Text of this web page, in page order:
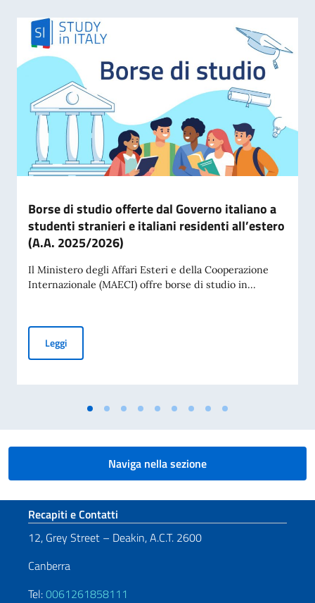
Borse di studio offerte dal Governo italiano a
studenti stranieri e italiani residenti all’estero
(A.A. 2025/2026)
Il Ministero degli Affari Esteri e della Cooperazione
Internazionale (MAECI) offre borse di studio in...
LeggiBorse di studio offerte dal Governo italiano a studenti
Naviga nella sezione
Sezione footer
Recapiti e Contatti
12, Grey Street – Deakin, A.C.T. 2600
Canberra
Tel:0061261858111